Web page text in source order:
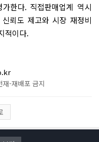
한다. 직접판매업계 역시
뢰도 제고와 시장 재정비
적이다.
-재배포 금지